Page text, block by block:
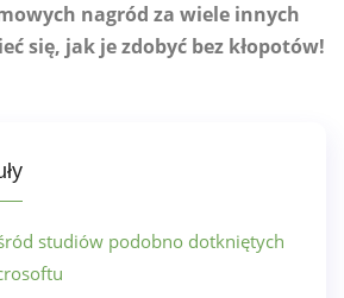
nagród za wiele innych
się, jak je zdobyć bez kłopotów!
studiów podobno dotkniętych